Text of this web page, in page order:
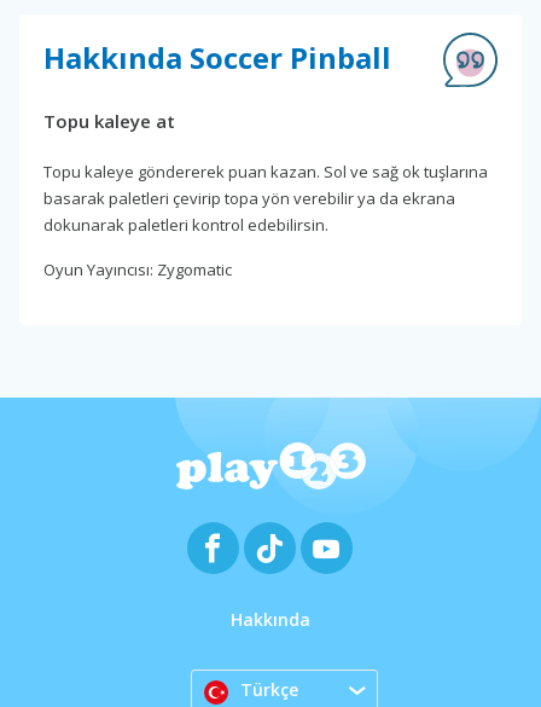
Hakkında Soccer Pinball
Topu kaleye at
Topu kaleye göndererek puan kazan. Sol ve sağ ok tuşlarına
basarak paletleri çevirip topa yön verebilir ya da ekrana
dokunarak paletleri kontrol edebilirsin.
Oyun Yayıncısı: Zygomatic
Hakkında
Türkçe